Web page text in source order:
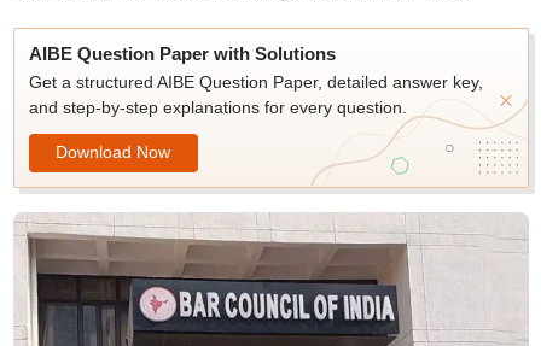
AIBE Question Paper with Solutions
Get a structured AIBE Question Paper, detailed answer key,
and step-by-step explanations for every question.
Download Now